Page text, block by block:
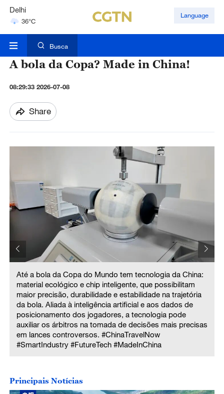
Delhi
36°C
Hyderabad
Language
Busca
A bola da Copa? Made in China!
08:29:33 2026-07-08
Share
Até a bola da Copa do Mundo tem tecnologia da China:
material ecológico e chip inteligente, que possibilitam
maior precisão, durabilidade e estabilidade na trajetória
da bola. Aliada à inteligência artificial e aos dados de
posicionamento dos jogadores, a tecnologia pode
auxiliar os árbitros na tomada de decisões mais precisas
em lances controversos. #ChinaTravelNow
#SmartIndustry #FutureTech #MadeInChina
Principais Notícias